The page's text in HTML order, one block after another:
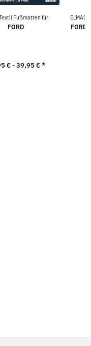
Fußmatten für
FORD
€ -39,95 €*
FORD